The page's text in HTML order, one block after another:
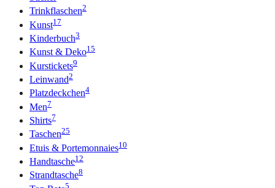
Trinkflaschen2
Kunst17
Kinderbuch3
Kunst & Deko15
Kurstickets9
Leinwand2
Platzdeckchen4
Men7
Shirts7
Taschen25
Etuis & Portemonnaies10
Handtasche12
Strandtasche8
5